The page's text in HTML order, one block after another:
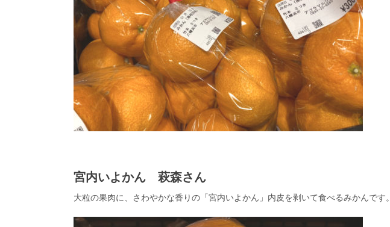
宮内いよかん 萩森さん
大粒の果肉に、さわやかな香りの「宮内いよかん」内皮を剥いて食べるみかんです。